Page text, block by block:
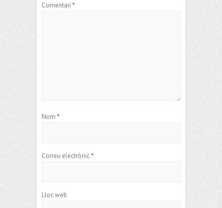
Comentari *
Nom *
Correu electrònic*
Lloc web